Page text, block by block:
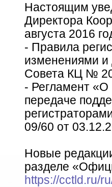
Настоящим
Директора
августа 2016
- Правила
изменениями
Совета КЦ №
- Регламент
передаче
09/60 от
Новые
разделе
https://cctld.ru/